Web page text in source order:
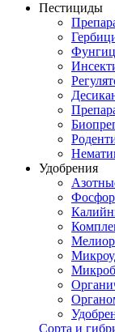
Пестициды
Удобрения
Сорта и